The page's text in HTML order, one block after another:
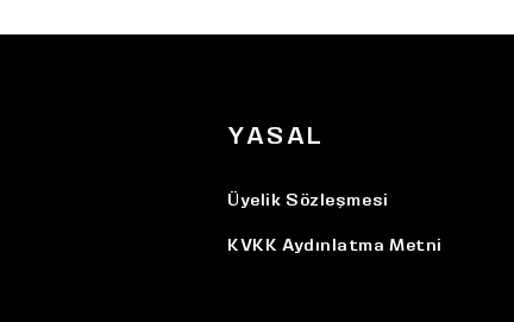
YASAL
Üyelik Sözleşmesi
KVKK Aydınlatma Metni